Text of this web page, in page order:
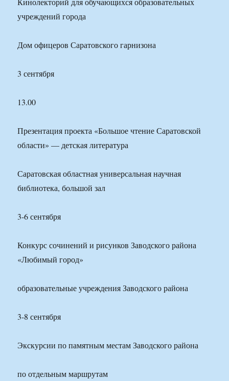
учреждений города
Дом офицеров Саратовского гарнизона
3 сентября
13.00
Презентация проекта «Большое чтение Саратовской
области» — детская литература
Саратовская областная универсальная научная
библиотека, большой зал
3-6 сентября
Конкурс сочинений и рисунков Заводского района
«Любимый город»
образовательные учреждения Заводского района
3-8 сентября
Экскурсии по памятным местам Заводского района
по отдельным маршрутам